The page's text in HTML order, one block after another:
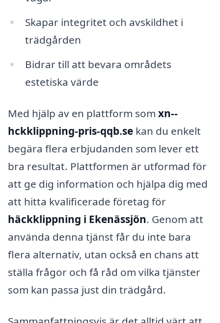
Skapar integritet och avskildhet i
trädgården
Bidrar till att bevara områdets
estetiska värde
Med hjälp av en plattform som xn--
hckklippning-pris-qqb.se kan du enkelt
begära flera erbjudanden som lever ett
bra resultat. Plattformen är utformad för
att ge dig information och hjälpa dig med
att hitta kvalificerade företag för
häckklippning i Ekenässjön. Genom att
använda denna tjänst får du inte bara
flera alternativ, utan också en chans att
ställa frågor och få råd om vilka tjänster
som kan passa just din trädgård.